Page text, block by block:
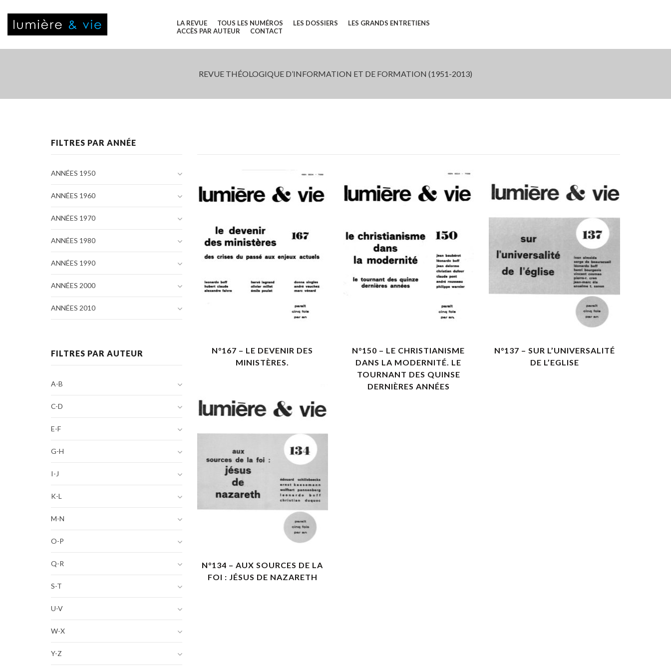
LA REVUE TOUS LES NUMÉROS LES DOSSIERS
LES GRANDS ENTRETIENS
ACCÈS PAR AUTEUR
CONTACT
REVUE THÉOLOGIQUE D’INFORMATION ET DE FORMATION (1951-2013)
FILTRES PAR ANNÉE
ANNÉES 1950
ANNÉES 1960
ANNÉES 1970
ANNÉES 1980
ANNÉES 1990
ANNÉES 2000
ANNÉES 2010
FILTRES PAR AUTEUR
A-B
C-D
E-F
G-H
I-J
K-L
M-N
O-P
Q-R
S-T
U-V
W-X
Y-Z
N°167 – LE DEVENIR DES
MINISTÈRES.
N°150 – LE CHRISTIANISME
DANS LA MODERNITÉ. LE
TOURNANT DES QUINSE
DERNIÈRES ANNÉES
N°137 – SUR L’UNIVERSALITÉ
DE L’EGLISE
N°134 – AUX SOURCES DE LA
FOI : JÉSUS DE NAZARETH